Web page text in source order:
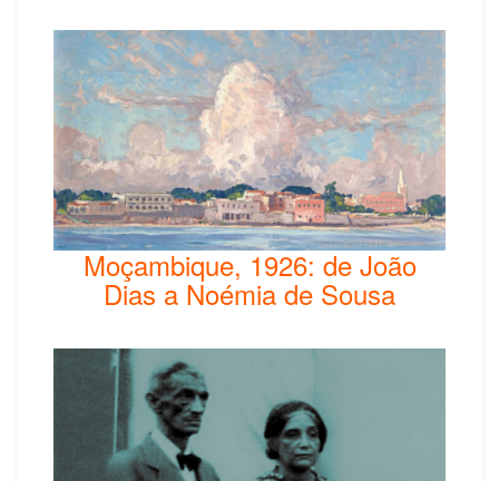
Moçambique, 1926: de João
Dias a Noémia de Sousa